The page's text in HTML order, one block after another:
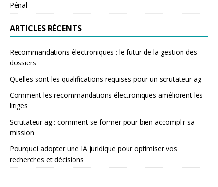
Pénal
ARTICLES RÉCENTS
Recommandations électroniques : le futur de la gestion des
dossiers
Quelles sont les qualifications requises pour un scrutateur ag
Comment les recommandations électroniques améliorent les
litiges
Scrutateur ag : comment se former pour bien accomplir sa
mission
Pourquoi adopter une IA juridique pour optimiser vos
recherches et décisions